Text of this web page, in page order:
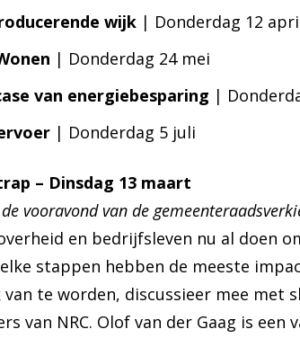
wijk | Donderdag 12
| Donderdag 24 mei
van energiebesparing |
| Donderdag 5 juli
– Dinsdag 13 maart
vooravond van de
en bedrijfsleven nu al doen
stappen hebben de meeste
van te worden, discussieer mee
van NRC. Olof van der Gaag is